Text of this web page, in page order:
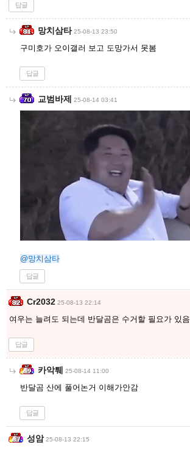
답글
망치삼타 25-08-13 23:50
구미호가 오이갤러 보고 도망가서 못봄
답글
교범바제 25-08-14 03:41
@망치삼타
답글
Cr2032 25-08-13 22:14
여우는 늘려도 되는데 반달곰은 수거할 필요가 있음.
답글
카악퉤 25-08-14 11:00
반달곰 산에 풀어논거 이해가안감
답글
성암 25-08-13 22:15